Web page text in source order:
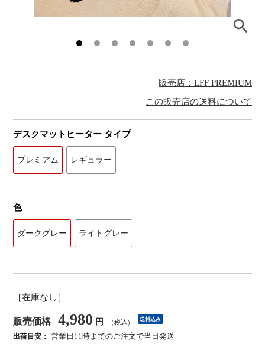
販売店：LFF PREMIUM
この販売店の送料について
デスクマットヒーター タイプ
プレミアム レギュラー
色
ダークグレー ライトグレー
［在庫なし］
販売価格 4,980 円 （税込） 送料込み
出荷目安： 営業日11時までのご注文で当日発送